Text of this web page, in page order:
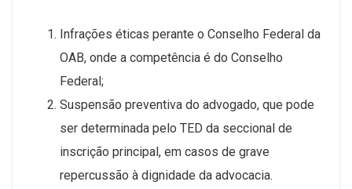
Infrações éticas perante o Conselho Federal da
OAB, onde a competência é do Conselho
Federal;
Suspensão preventiva do advogado, que pode
ser determinada pelo TED da seccional de
inscrição principal, em casos de grave
repercussão à dignidade da advocacia.